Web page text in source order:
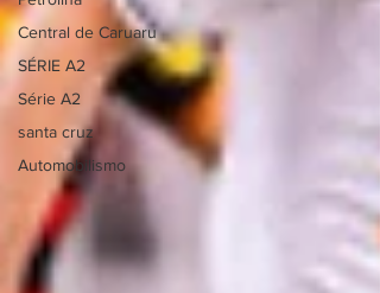
Central de Caruaru
SÉRIE A2
Série A2
santa cruz
Automobilismo